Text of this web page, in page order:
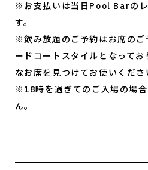
※お支払いは当日Pool Barの
す。
※飲み放題のご予約はお席のご
ードコートスタイルとなって
なお席を見つけてお使いくださ
※18時を過ぎてのご入場の場
ん。